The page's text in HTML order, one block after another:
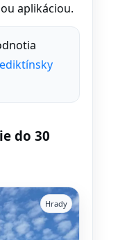
aplikáciou.
do 30
Hrady